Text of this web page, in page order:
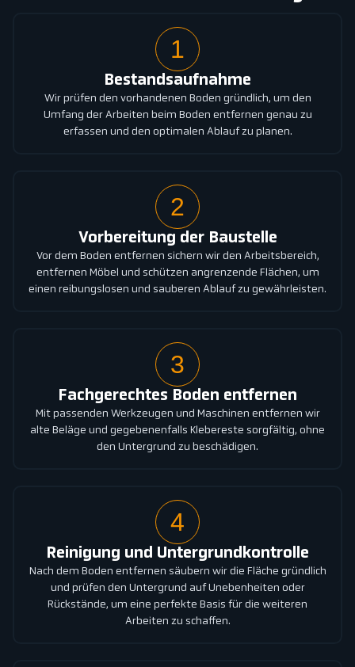
1
Bestandsaufnahme
Wir prüfen den vorhandenen Boden gründlich, um den
Umfang der Arbeiten beim Boden entfernen genau zu
erfassen und den optimalen Ablauf zu planen.
2
Vorbereitung der Baustelle
Vor dem Boden entfernen sichern wir den Arbeitsbereich,
entfernen Möbel und schützen angrenzende Flächen, um
einen reibungslosen und sauberen Ablauf zu gewährleisten.
3
Fachgerechtes Boden entfernen
Mit passenden Werkzeugen und Maschinen entfernen wir
alte Beläge und gegebenenfalls Klebereste sorgfältig, ohne
den Untergrund zu beschädigen.
4
Reinigung und Untergrundkontrolle
Nach dem Boden entfernen säubern wir die Fläche gründlich
und prüfen den Untergrund auf Unebenheiten oder
Rückstände, um eine perfekte Basis für die weiteren
Arbeiten zu schaffen.